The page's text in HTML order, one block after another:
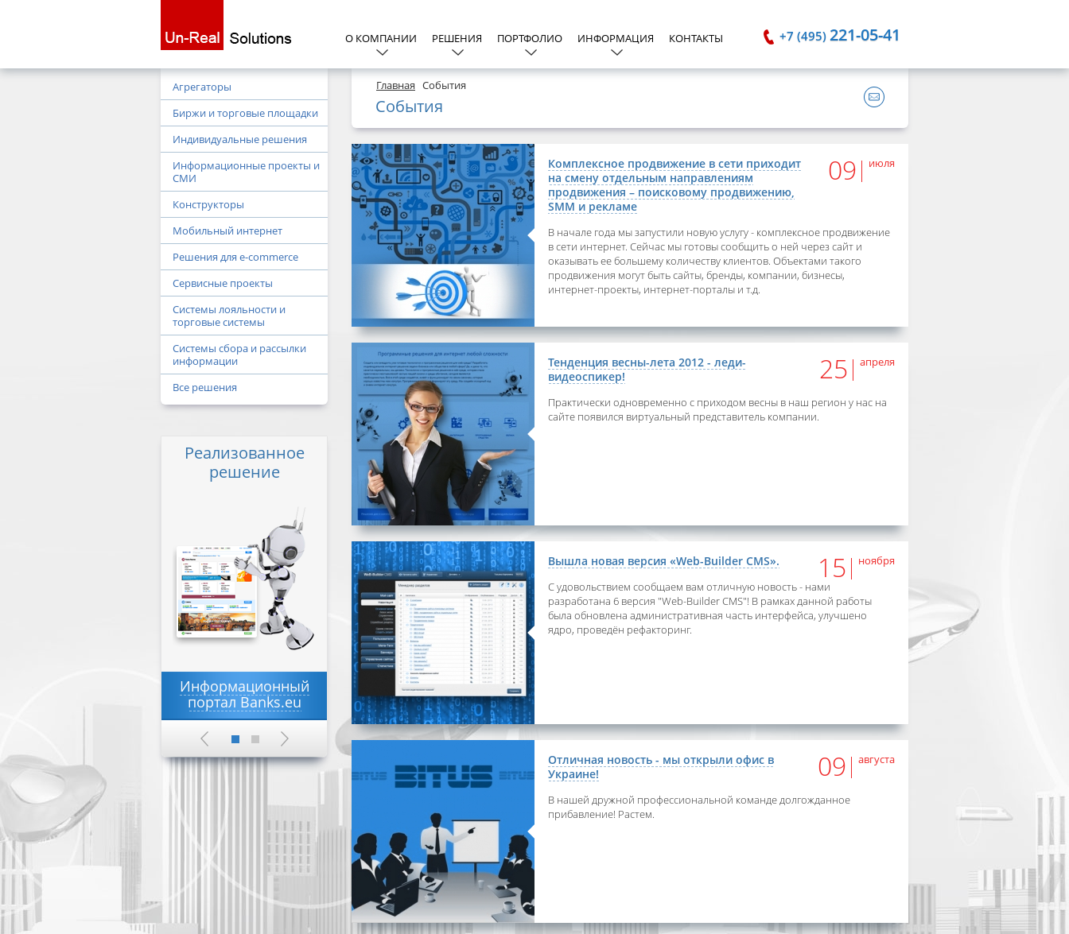
+7 (495) 221-05-41
О КОМПАНИИ РЕШЕНИЯ ПОРТФОЛИО ИНФОРМАЦИЯ КОНТАКТЫ
Главная События
События
09 июля
Комплексное продвижение в сети приходит
на смену отдельным направлениям
продвижения – поисковому продвижению,
SMM и рекламе
В начале года мы запустили новую услугу - комплексное продвижение
в сети интернет. Сейчас мы готовы сообщить о ней через сайт и
оказывать ее большему количеству клиентов. Объектами такого
продвижения могут быть сайты, бренды, компании, бизнесы,
интернет-проекты, интернет-порталы и т.д.
25 апреля
Тенденция весны-лета 2012 - леди-
видеоспикер!
Практически одновременно с приходом весны в наш регион у нас на
сайте появился виртуальный представитель компании.
15 ноября
Вышла новая версия «Web-Builder CMS».
С удовольствием сообщаем вам отличную новость - нами
разработана 6 версия "Web-Builder CMS"! В рамках данной работы
была обновлена административная часть интерфейса, улучшено
ядро, проведён рефакторинг.
09 августа
Отличная новость - мы открыли офис в
Украине!
В нашей дружной профессиональной команде долгожданное
прибавление! Растем.
Агрегаторы
Биржи и торговые площадки
Индивидуальные решения
Информационные проекты и
СМИ
Конструкторы
Мобильный интернет
Решения для e-commerce
Сервисные проекты
Системы лояльности и
торговые системы
Системы сбора и рассылки
информации
Все решения
Реализованное
решение
Информационный
портал Banks.eu